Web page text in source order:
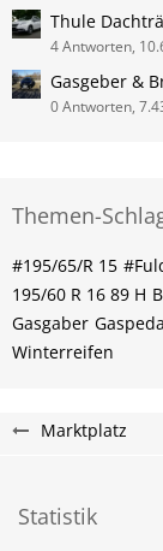
Thule
4 Antworten,
Gasgeber &
0 Antworten,
Themen-
#195/65/R 15
195/60 R 16 89 H
Gasgaber
Winterreifen
Marktplatz
Statistik